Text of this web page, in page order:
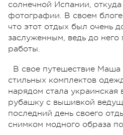
солнечной Испании,
фотографии. В своем
что этот отдых был очень
заслуженным, ведь до
работы.
В свое путешествие Маша
стильных комплектов
нарядом стала
рубашку с вышивкой
последний день своего
снимком модного образа